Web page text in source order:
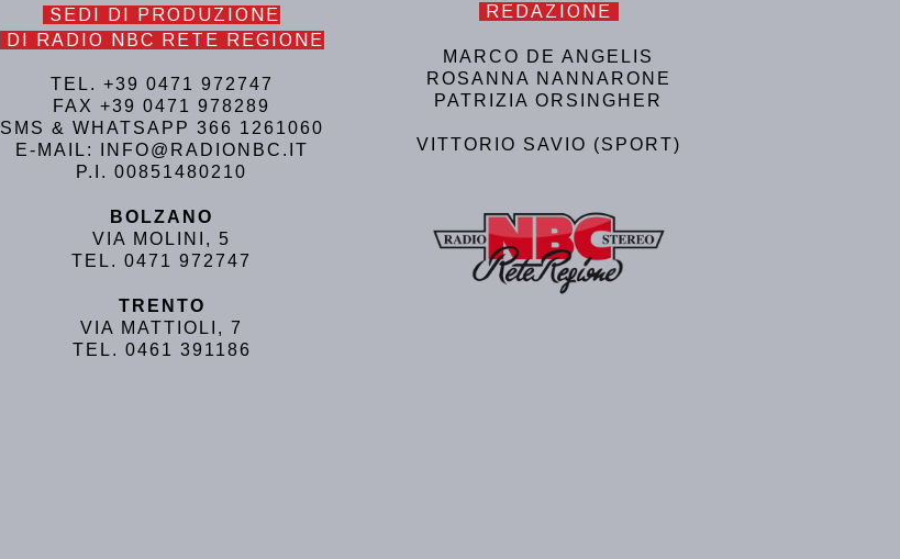
SEDI DI PRODUZIONE
DI RADIO NBC RETE REGIONE
TEL. +39 0471 972747
FAX +39 0471 978289
SMS & WHATSAPP 366 1261060
E-MAIL: INFO@RADIONBC.IT
P.I. 00851480210
BOLZANO
VIA MOLINI, 5
TEL. 0471 972747
TRENTO
VIA MATTIOLI, 7
TEL. 0461 391186
REDAZIONE
MARCO DE ANGELIS
ROSANNA NANNARONE
PATRIZIA ORSINGHER
VITTORIO SAVIO (SPORT)